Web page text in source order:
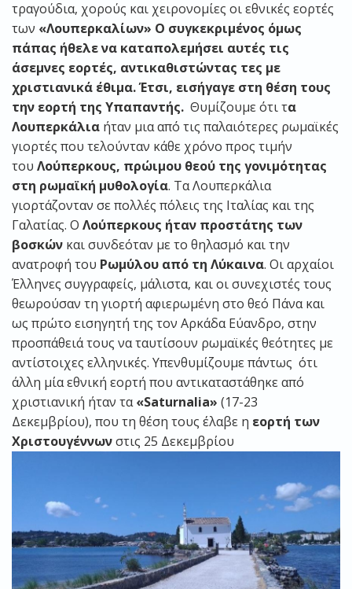
τραγούδια, χορούς και χειρονομίες οι εθνικές εορτές
των «Λουπερκαλίων» Ο συγκεκριμένος όμως
πάπας ήθελε να καταπολεμήσει αυτές τις
άσεμνες εορτές, αντικαθιστώντας τες με
χριστιανικά έθιμα. Έτσι, εισήγαγε στη θέση τους
την εορτή της Υπαπαντής. Θυμίζουμε ότι τα
Λουπερκάλια ήταν μια από τις παλαιότερες ρωμαϊκές
γιορτές που τελούνταν κάθε χρόνο προς τιμήν
του Λούπερκους, πρώιμου θεού της γονιμότητας
στη ρωμαϊκή μυθολογία. Τα Λουπερκάλια
γιορτάζονταν σε πολλές πόλεις της Ιταλίας και της
Γαλατίας. Ο Λούπερκους ήταν προστάτης των
βοσκών και συνδεόταν με το θηλασμό και την
ανατροφή του Ρωμύλου από τη Λύκαινα. Οι αρχαίοι
Έλληνες συγγραφείς, μάλιστα, και οι συνεχιστές τους
θεωρούσαν τη γιορτή αφιερωμένη στο θεό Πάνα και
ως πρώτο εισηγητή της τον Αρκάδα Εύανδρο, στην
προσπάθειά τους να ταυτίσουν ρωμαϊκές θεότητες με
αντίστοιχες ελληνικές. Υπενθυμίζουμε πάντως ότι
άλλη μία εθνική εορτή που αντικαταστάθηκε από
χριστιανική ήταν τα«Saturnalia» (17-23
Δεκεμβρίου), που τη θέση τους έλαβε η εορτή των
Χριστουγέννωνστις 25 Δεκεμβρίου